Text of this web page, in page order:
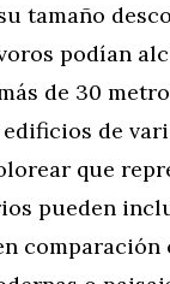
tamaño
podían
de 30
de
que
pueden
comparación